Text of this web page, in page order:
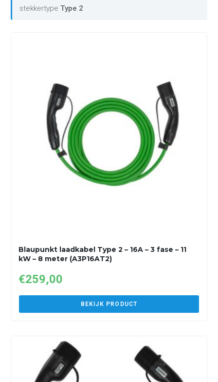
stekkertypeType 2
Blaupunkt laadkabel Type 2 – 16A – 3 fase – 11
kW – 8 meter (A3P16AT2)
€259,00
BEKIJK PRODUCT